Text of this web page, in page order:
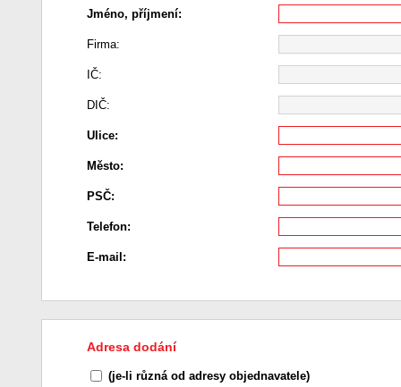
Jméno, příjmení:
Firma:
IČ:
DIČ:
Ulice:
Město:
PSČ:
Telefon:
E-mail:
Adresa dodání
(je-li různá od adresy objednavatele)